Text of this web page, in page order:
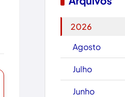
Brumado
Caculé
2026
Agosto
Julho
Junho